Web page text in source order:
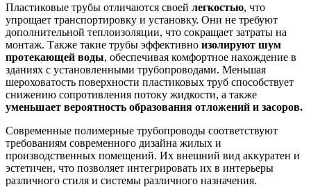
Пластиковые трубы отличаются своей легкостью, что
упрощает транспортировку и установку. Они не требуют
дополнительной теплоизоляции, что сокращает затраты на
монтаж. Также такие трубы эффективно изолируют шум
протекающей воды, обеспечивая комфортное нахождение в
зданиях с установленными трубопроводами. Меньшая
шероховатость поверхности пластиковых труб способствует
снижению сопротивления потоку жидкости, а также
уменьшает вероятность образования отложений и засоров.
Современные полимерные трубопроводы соответствуют
требованиям современного дизайна жилых и
производственных помещений. Их внешний вид аккуратен и
эстетичен, что позволяет интегрировать их в интерьеры
различного стиля и системы различного назначения.